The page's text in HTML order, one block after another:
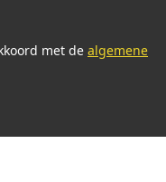
met de algemene